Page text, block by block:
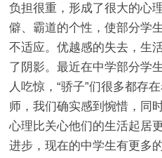
负担很重，形成了很大的心
僻、霸道的个性，使部分学
不适应。优越感的失去，生
了阴影。最近在中学部分学
人吃惊，“骄子”们很多都存
师，我们确实感到惋惜，同
心理比关心他们的生活起居
进步，现在的中学生有更多